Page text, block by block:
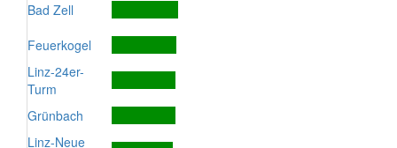
Bad Zell
Feuerkogel
Linz-24er-
Turm
Grünbach
Linz-Neue